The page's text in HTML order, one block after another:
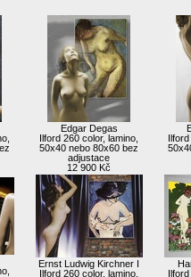
Edgar Degas
Ilford 260 color, lamino,
50x40 nebo 80x60 bez
adjustace
12 900 Kč
Ernst Ludwig Kirchner I
Ilford 260 color, lamino,